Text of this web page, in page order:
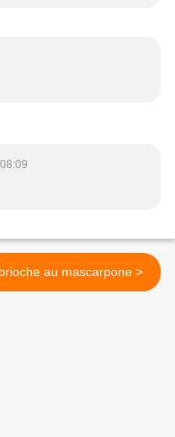
brioche au mascarpone >